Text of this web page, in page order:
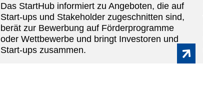
Das StartHub informiert zu Angeboten, die auf
Start-ups und Stakeholder zugeschnitten sind,
berät zur Bewerbung auf Förderprogramme
oder Wettbewerbe und bringt Investoren und
Start-ups zusammen.